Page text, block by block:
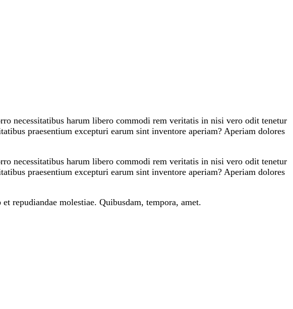
necessitatibus harum libero commodi rem veritatis in nisi vero odit tenetur
praesentium excepturi earum sint inventore aperiam? Aperiam dolores
necessitatibus harum libero commodi rem veritatis in nisi vero odit tenetur
praesentium excepturi earum sint inventore aperiam? Aperiam dolores
repudiandae molestiae. Quibusdam, tempora, amet.